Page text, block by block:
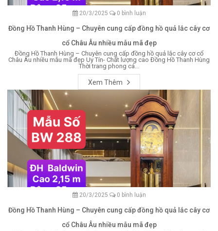
20/3/2025 0 bình luận
Đồng Hồ Thanh Hùng – Chuyên cung cấp đồng hồ quả lắc cây cơ
cổ Châu Âu nhiều mẫu mã đẹp
Đồng Hồ Thanh Hùng – Chuyên cung cấp đồng hồ quả lắc cây cơ cổ
Châu Âu nhiều mẫu mã đẹp Uy Tín- Chất lượng cao Đồng Hồ Thanh Hùng
Thời trang phong cá...
Xem Thêm
20/3/2025 0 bình luận
Đồng Hồ Thanh Hùng – Chuyên cung cấp đồng hồ quả lắc cây cơ
cổ Châu Âu nhiều mẫu mã đẹp